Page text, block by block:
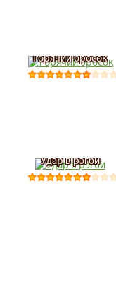
Горячий бросок
Удар в рэгби